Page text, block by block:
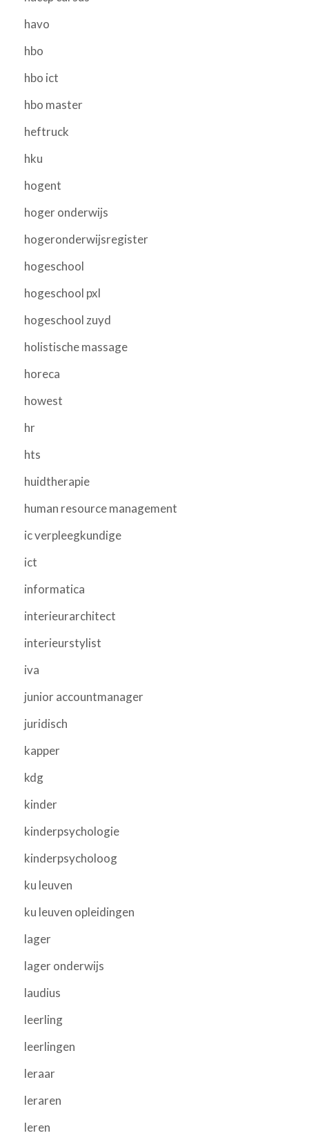
havo
hbo
hbo ict
hbo master
heftruck
hku
hogent
hoger onderwijs
hogeronderwijsregister
hogeschool
hogeschool pxl
hogeschool zuyd
holistische massage
horeca
howest
hr
hts
huidtherapie
human resource management
ic verpleegkundige
ict
informatica
interieurarchitect
interieurstylist
iva
junior accountmanager
juridisch
kapper
kdg
kinder
kinderpsychologie
kinderpsycholoog
ku leuven
ku leuven opleidingen
lager
lager onderwijs
laudius
leerling
leerlingen
leraar
leraren
leren